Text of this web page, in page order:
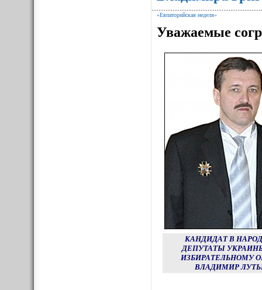
«Евпаторийская неделя»
Уважаемые
КАНДИДАТ В
ДЕПУТАТЫ
ИЗБИРАТЕЛЬНОМУ
ВЛАДИМИР